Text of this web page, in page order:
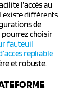
l’accès au
existe différents
de
pourrez choisir
fauteuil
repliable
et robuste.